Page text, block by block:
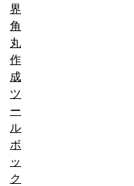
界
角
丸
作
成
ツ
ー
ル
ボ
ッ
ク